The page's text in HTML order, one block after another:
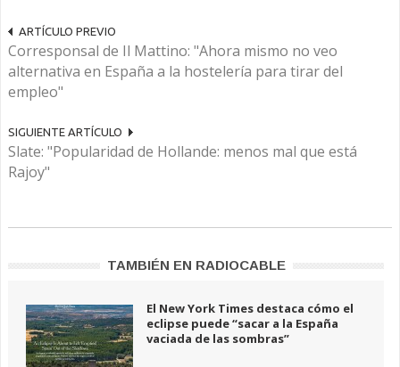
ARTÍCULO PREVIO
Corresponsal de Il Mattino: "Ahora mismo no veo
alternativa en España a la hostelería para tirar del
empleo"
SIGUIENTE ARTÍCULO
Slate: "Popularidad de Hollande: menos mal que está
Rajoy"
TAMBIÉN EN RADIOCABLE
El New York Times destaca cómo el
eclipse puede “sacar a la España
vaciada de las sombras”